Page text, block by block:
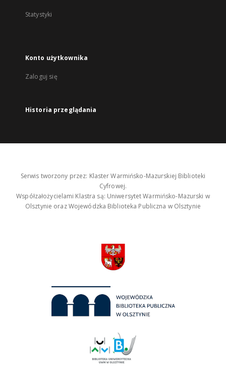
Statystyki
Konto użytkownika
Zaloguj się
Historia przeglądania
Serwis tworzony przez: Klaster Warmińsko-Mazurskiej Biblioteki
Cyfrowej.
Współzałożycielami Klastra są: Uniwersytet Warmińsko-Mazurski w
Olsztynie oraz Wojewódzka Biblioteka Publiczna w Olsztynie